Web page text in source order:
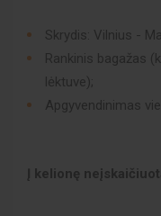
Skrydis: Vilnius -
Rankinis bagažas
lėktuve);
Apgyvendinimas
Į kelionę